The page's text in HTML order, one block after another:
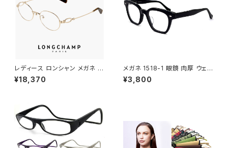
レディース ロンシャン メガネ lo
2550lbj-714 48mm longch
amp 眼鏡 かわいい おしゃれ オ
ダミーレンズ発送
¥18,370
メガネ 1518-1 眼鏡 肉厚 ウェリ
ントン ブラック 黒縁 黒ぶち
¥3,800